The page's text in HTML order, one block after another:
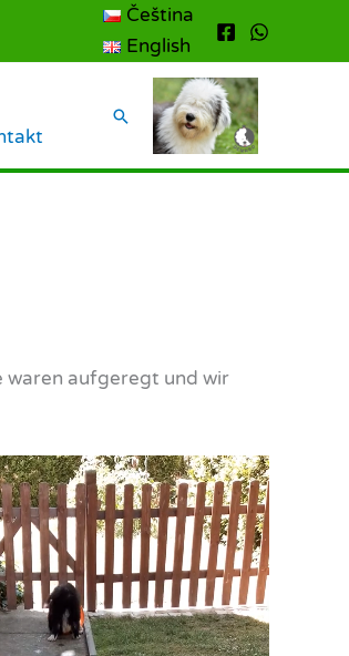
Čeština
English
Suchen
waren aufgeregt und wir